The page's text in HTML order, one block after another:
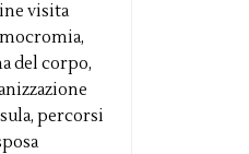
visita
del corpo,
percorsi